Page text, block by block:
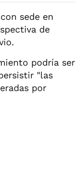
sede en
de
podría ser
"las
por